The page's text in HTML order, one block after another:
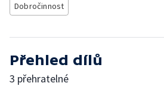
Dobročinnost
Přehled dílů
3 přehratelné